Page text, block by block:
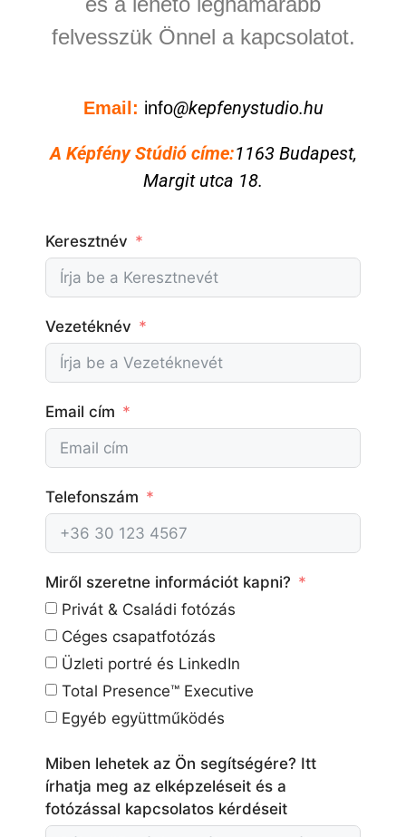
felvesszük Önnel a kapcsolatot.
Email: info@kepfenystudio.hu
A Képfény Stúdió címe:1163 Budapest,
Margit utca 18.
Keresztnév
Vezetéknév
Email cím
Telefonszám
Miről szeretne információt kapni?
Privát & Családi fotózás
Céges csapatfotózás
Üzleti portré és LinkedIn
Total Presence™ Executive
Egyéb együttműködés
Miben lehetek az Ön segítségére? Itt
írhatja meg az elképzeléseit és a
fotózással kapcsolatos kérdéseit